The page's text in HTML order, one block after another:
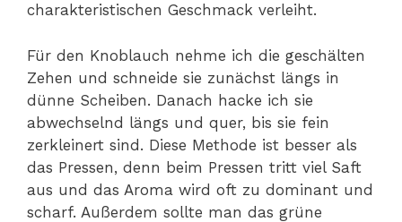
charakteristischen Geschmack verleiht.
Für den Knoblauch nehme ich die geschälten
Zehen und schneide sie zunächst längs in
dünne Scheiben. Danach hacke ich sie
abwechselnd längs und quer, bis sie fein
zerkleinert sind. Diese Methode ist besser als
das Pressen, denn beim Pressen tritt viel Saft
aus und das Aroma wird oft zu dominant und
scharf. Außerdem sollte man das grüne